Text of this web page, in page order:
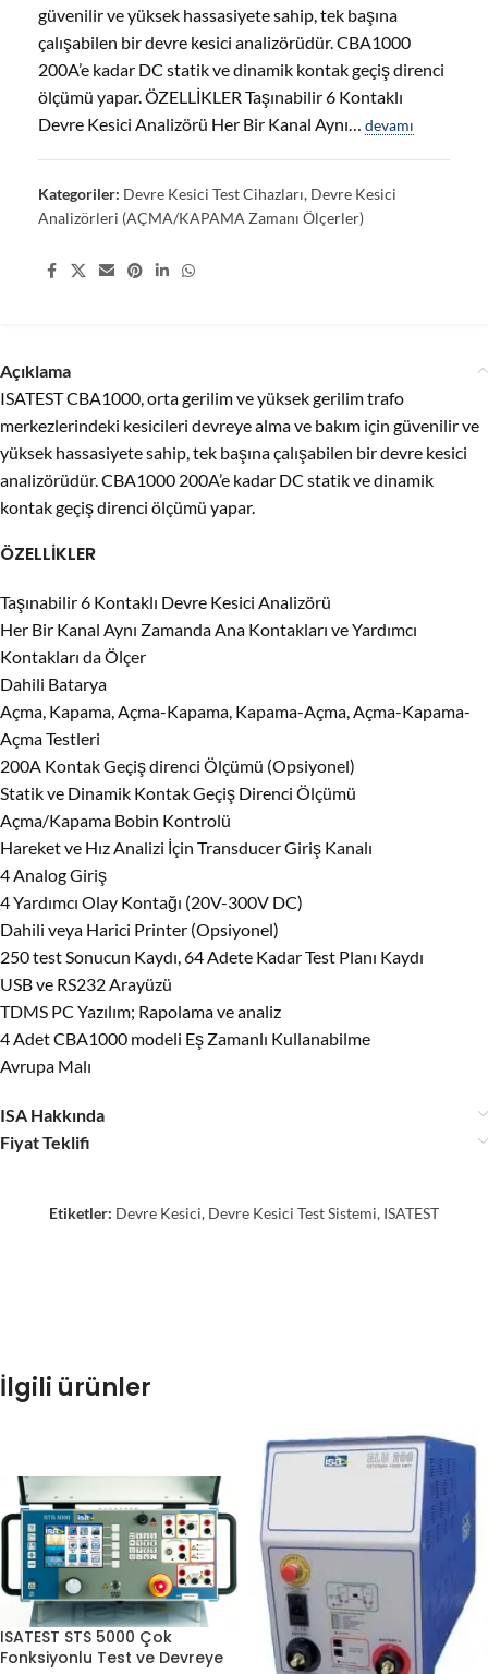
güvenilir ve yüksek hassasiyete sahip, tek başına
çalışabilen bir devre kesici analizörüdür. CBA1000
200A’e kadar DC statik ve dinamik kontak geçiş direnci
ölçümü yapar. ÖZELLİKLER Taşınabilir 6 Kontaklı
Devre Kesici Analizörü Her Bir Kanal Aynı… devamı
Kategoriler: Devre Kesici Test Cihazları, Devre Kesici
Analizörleri (AÇMA/KAPAMA Zamanı Ölçerler)
Share:
Açıklama
ISATEST CBA1000, orta gerilim ve yüksek gerilim trafo
merkezlerindeki kesicileri devreye alma ve bakım için güvenilir ve
yüksek hassasiyete sahip, tek başına çalışabilen bir devre kesici
analizörüdür. CBA1000 200A’e kadar DC statik ve dinamik
kontak geçiş direnci ölçümü yapar.
ÖZELLİKLER
Taşınabilir 6 Kontaklı Devre Kesici Analizörü
Her Bir Kanal Aynı Zamanda Ana Kontakları ve Yardımcı
Kontakları da Ölçer
Dahili Batarya
Açma, Kapama, Açma-Kapama, Kapama-Açma, Açma-Kapama-
Açma Testleri
200A Kontak Geçiş direnci Ölçümü (Opsiyonel)
Statik ve Dinamik Kontak Geçiş Direnci Ölçümü
Açma/Kapama Bobin Kontrolü
Hareket ve Hız Analizi İçin Transducer Giriş Kanalı
4 Analog Giriş
4 Yardımcı Olay Kontağı (20V-300V DC)
Dahili veya Harici Printer (Opsiyonel)
250 test Sonucun Kaydı, 64 Adete Kadar Test Planı Kaydı
USB ve RS232 Arayüzü
TDMS PC Yazılım; Rapolama ve analiz
4 Adet CBA1000 modeli Eş Zamanlı Kullanabilme
Avrupa Malı
ISA Hakkında
Fiyat Teklifi
Etiketler: Devre Kesici, Devre Kesici Test Sistemi, ISATEST
İlgili ürünler
ISATEST STS 5000 Çok
Fonksiyonlu Test ve Devreye